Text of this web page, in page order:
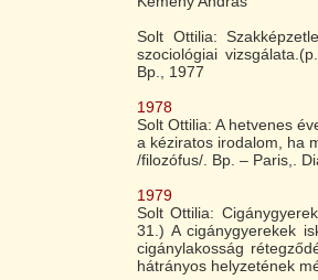
Solt Ottilia:
szociológiai
Bp., 1977
1978
Solt Ottilia: A hetvenes
a kéziratos irodalom, ha
/filozófus/. Bp. – Paris,.
1979
Solt Ottilia:
31.) A cigánygyerekek
cigánylakosság
hátrányos helyzetének